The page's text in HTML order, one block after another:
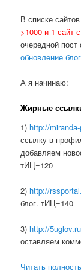
В списке
>1000 и 1 сайт
очередной
обновление
А я начинаю:
Жирные
1) http://
ссылку в
добавляем
тИЦ=120
2) http://
блог. тИЦ=140
3) http://5uglov.ru
оставляем
Читать